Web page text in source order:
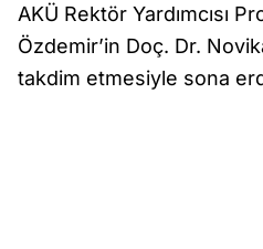
AKÜ Rektör Yardımcısı
Özdemir’in Doç. Dr.
takdim etmesiyle sona